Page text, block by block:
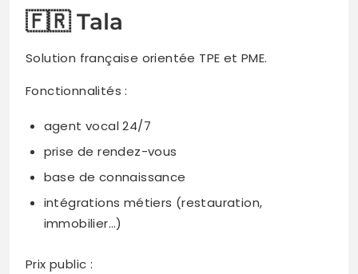
🇫🇷 Tala
Solution française orientée TPE et PME.
Fonctionnalités :
agent vocal 24/7
prise de rendez-vous
base de connaissance
intégrations métiers (restauration,
immobilier…)
Prix public :